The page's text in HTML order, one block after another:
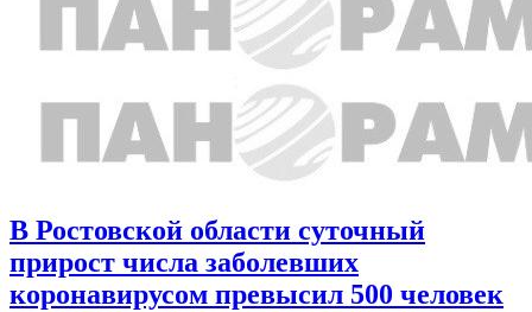
В Ростовской области суточный
прирост числа заболевших
коронавирусом превысил 500 человек